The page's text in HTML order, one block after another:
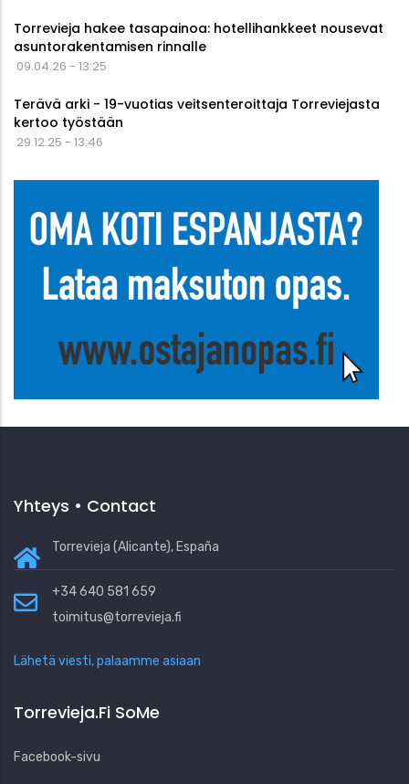
Torrevieja hakee tasapainoa: hotellihankkeet nousevat
asuntorakentamisen rinnalle
09.04.26 - 13:25
Terävä arki - 19-vuotias veitsenteroittaja Torreviejasta
kertoo työstään
29.12.25 - 13:46
Yhteys • Contact
Torrevieja (Alicante), España
+34 640 581 659
toimitus@torrevieja.fi
Lähetä viesti, palaamme asiaan
Torrevieja.fi SoMe
Facebook-sivu